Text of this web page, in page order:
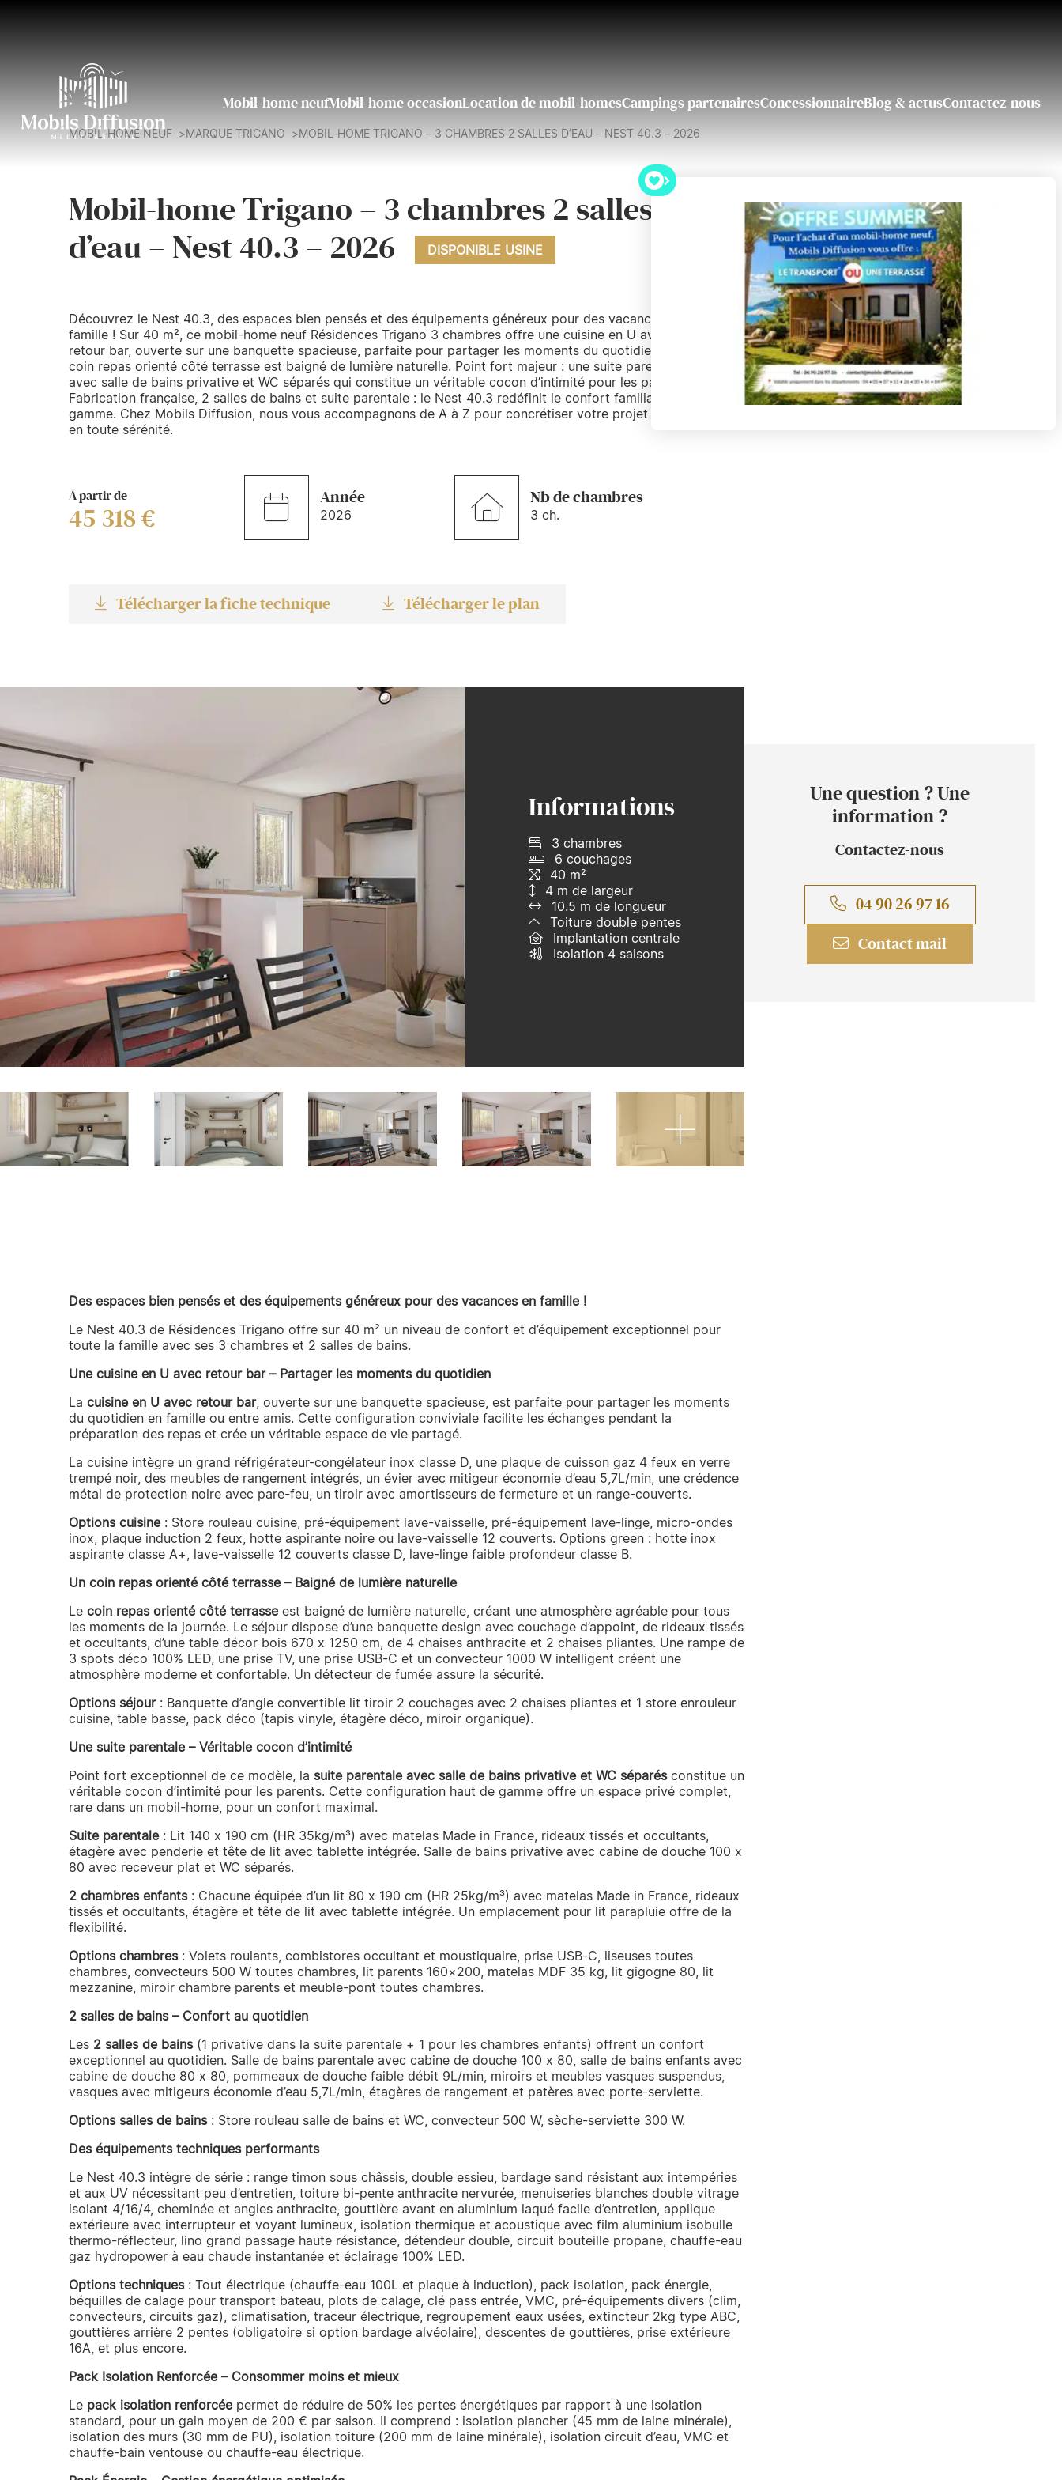
Mobil-home neufMobil-home occasionLocation de mobil-homesCampings partenairesConcessionnaireBlog & actusContactez-nous
MOBIL-HOME NEUF MARQUE TRIGANO MOBIL-HOME TRIGANO – 3 CHAMBRES 2 SALLES D’EAU – NEST 40.3 – 2026
Mobil-home Trigano – 3 chambres 2 salles
d’eau – Nest 40.3 – 2026
DISPONIBLE USINE
Découvrez le Nest 40.3, des espaces bien pensés et des équipements généreux pour des vacances en
famille ! Sur 40 m², ce mobil-home neuf Résidences Trigano 3 chambres offre une cuisine en U avec
retour bar, ouverte sur une banquette spacieuse, parfaite pour partager les moments du quotidien. Le
coin repas orienté côté terrasse est baigné de lumière naturelle. Point fort majeur : une suite parentale
avec salle de bains privative et WC séparés qui constitue un véritable cocon d’intimité pour les parents.
Fabrication française, 2 salles de bains et suite parentale : le Nest 40.3 redéfinit le confort familial haut de
gamme. Chez Mobils Diffusion, nous vous accompagnons de A à Z pour concrétiser votre projet premium
en toute sérénité.
À partir de
45 318 €
Année
2026
Nb de chambres
3 ch.
Télécharger la fiche technique Télécharger le plan
Informations
3 chambres
6 couchages
40 m²
4 m de largeur
10.5 m de longueur
Toiture double pentes
Implantation centrale
Isolation 4 saisons
Des espaces bien pensés et des équipements généreux pour des vacances en famille !
Le Nest 40.3 de Résidences Trigano offre sur 40 m² un niveau de confort et d’équipement exceptionnel pour
toute la famille avec ses 3 chambres et 2 salles de bains.
Une cuisine en U avec retour bar – Partager les moments du quotidien
Lacuisine en U avec retour bar, ouverte sur une banquette spacieuse, est parfaite pour partager les moments
du quotidien en famille ou entre amis. Cette configuration conviviale facilite les échanges pendant la
préparation des repas et crée un véritable espace de vie partagé.
La cuisine intègre un grand réfrigérateur-congélateur inox classe D, une plaque de cuisson gaz 4 feux en verre
trempé noir, des meubles de rangement intégrés, un évier avec mitigeur économie d’eau 5,7L/min, une crédence
métal de protection noire avec pare-feu, un tiroir avec amortisseurs de fermeture et un range-couverts.
Options cuisine: Store rouleau cuisine, pré-équipement lave-vaisselle, pré-équipement lave-linge, micro-ondes
inox, plaque induction 2 feux, hotte aspirante noire ou lave-vaisselle 12 couverts. Options green : hotte inox
aspirante classe A+, lave-vaisselle 12 couverts classe D, lave-linge faible profondeur classe B.
Un coin repas orienté côté terrasse – Baigné de lumière naturelle
Lecoin repas orienté côté terrasseest baigné de lumière naturelle, créant une atmosphère agréable pour tous
les moments de la journée. Le séjour dispose d’une banquette design avec couchage d’appoint, de rideaux tissés
et occultants, d’une table décor bois 670 x 1250 cm, de 4 chaises anthracite et 2 chaises pliantes. Une rampe de
3 spots déco 100% LED, une prise TV, une prise USB-C et un convecteur 1000 W intelligent créent une
atmosphère moderne et confortable. Un détecteur de fumée assure la sécurité.
Options séjour: Banquette d’angle convertible lit tiroir 2 couchages avec 2 chaises pliantes et 1 store enrouleur
cuisine, table basse, pack déco (tapis vinyle, étagère déco, miroir organique).
Une suite parentale – Véritable cocon d’intimité
Point fort exceptionnel de ce modèle, la suite parentale avec salle de bains privative et WC séparésconstitue un
véritable cocon d’intimité pour les parents. Cette configuration haut de gamme offre un espace privé complet,
rare dans un mobil-home, pour un confort maximal.
Suite parentale: Lit 140 x 190 cm (HR 35kg/m³) avec matelas Made in France, rideaux tissés et occultants,
étagère avec penderie et tête de lit avec tablette intégrée. Salle de bains privative avec cabine de douche 100 x
80 avec receveur plat et WC séparés.
2 chambres enfants: Chacune équipée d’un lit 80 x 190 cm (HR 25kg/m³) avec matelas Made in France, rideaux
tissés et occultants, étagère et tête de lit avec tablette intégrée. Un emplacement pour lit parapluie offre de la
flexibilité.
Options chambres: Volets roulants, combistores occultant et moustiquaire, prise USB-C, liseuses toutes
chambres, convecteurs 500 W toutes chambres, lit parents 160×200, matelas MDF 35 kg, lit gigogne 80, lit
mezzanine, miroir chambre parents et meuble-pont toutes chambres.
2 salles de bains – Confort au quotidien
Les 2 salles de bains(1 privative dans la suite parentale + 1 pour les chambres enfants) offrent un confort
exceptionnel au quotidien. Salle de bains parentale avec cabine de douche 100 x 80, salle de bains enfants avec
cabine de douche 80 x 80, pommeaux de douche faible débit 9L/min, miroirs et meubles vasques suspendus,
vasques avec mitigeurs économie d’eau 5,7L/min, étagères de rangement et patères avec porte-serviette.
Options salles de bains: Store rouleau salle de bains et WC, convecteur 500 W, sèche-serviette 300 W.
Des équipements techniques performants
Le Nest 40.3 intègre de série : range timon sous châssis, double essieu, bardage sand résistant aux intempéries
et aux UV nécessitant peu d’entretien, toiture bi-pente anthracite nervurée, menuiseries blanches double vitrage
isolant 4/16/4, cheminée et angles anthracite, gouttière avant en aluminium laqué facile d’entretien, applique
extérieure avec interrupteur et voyant lumineux, isolation thermique et acoustique avec film aluminium isobulle
thermo-réflecteur, lino grand passage haute résistance, détendeur double, circuit bouteille propane, chauffe-eau
gaz hydropower à eau chaude instantanée et éclairage 100% LED.
Options techniques: Tout électrique (chauffe-eau 100L et plaque à induction), pack isolation, pack énergie,
béquilles de calage pour transport bateau, plots de calage, clé pass entrée, VMC, pré-équipements divers (clim,
convecteurs, circuits gaz), climatisation, traceur électrique, regroupement eaux usées, extincteur 2kg type ABC,
gouttières arrière 2 pentes (obligatoire si option bardage alvéolaire), descentes de gouttières, prise extérieure
16A, et plus encore.
Pack Isolation Renforcée – Consommer moins et mieux
Le pack isolation renforcéepermet de réduire de 50% les pertes énergétiques par rapport à une isolation
standard, pour un gain moyen de 200 € par saison. Il comprend : isolation plancher (45 mm de laine minérale),
isolation des murs (30 mm de PU), isolation toiture (200 mm de laine minérale), isolation circuit d’eau, VMC et
chauffe-bain ventouse ou chauffe-eau électrique.
Une question ? Une
information ?
Contactez-nous
04 90 26 97 16
Contact mail